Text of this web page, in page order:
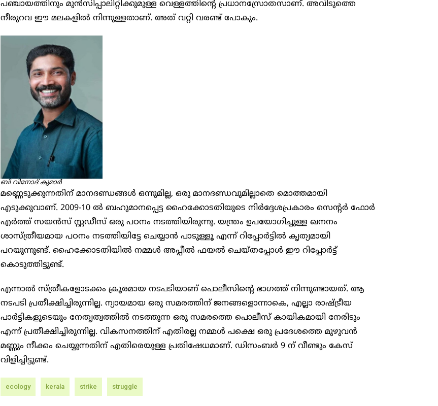
പഞ്ചായത്തിനും മുൻസിപ്പാലിറ്റിക്കുമുള്ള വെള്ളത്തിന്റെ പ്രധാനസ്രോതസാണ്. അവിടുത്തെ
നീരുറവ ഈ മലകളിൽ നിന്നുള്ളതാണ്. അത് വറ്റി വരണ്ട് പോകും.
ബി വിനോദ് കുമാർ
മണ്ണെടുക്കുന്നതിന് മാനദണ്ഡങ്ങൾ ഒന്നുമില്ല, ഒരു മാനദണ്ഡവുമില്ലാതെ മൊത്തമായി
എടുക്കുവാണ്. 2009-10 ൽ ബഹുമാനപ്പെട്ട ഹൈക്കോടതിയുടെ നിർദ്ദേശപ്രകാരം സെന്റർ ഫോർ
എർത്ത് സയൻസ് സ്റ്റഡീസ് ഒരു പഠനം നടത്തിയിരുന്നു. യന്ത്രം ഉപയോ​ഗിച്ചുള്ള ഖനനം
ശാസ്ത്രീയമായ പഠനം നടത്തിയിട്ടേ ചെയ്യാൻ പാടുള്ളൂ എന്ന് റിപ്പോർട്ടിൽ കൃത്യമായി
പറയുന്നുണ്ട്. ഹൈക്കോടതിയിൽ നമ്മൾ അപ്പീൽ ഫയൽ ചെയ്തപ്പോൾ ഈ റിപ്പോർട്ട്
കൊടുത്തിട്ടുണ്ട്.
എന്നാൽ സ്ത്രീകളോടക്കം ക്രൂരമായ നടപടിയാണ് പൊലീസിന്റെ ഭാ​ഗത്ത് നിന്നുണ്ടായത്. ആ
നടപടി പ്രതീക്ഷിച്ചിരുന്നില്ല. ന്യായമായ ഒരു സമരത്തിന് ജനങ്ങളൊന്നാകെ, എല്ലാ രാഷ്ട്രീയ
പാർട്ടികളുടെയും നേതൃത്വത്തിൽ നടത്തുന്ന ഒരു സമരത്തെ പൊലീസ് കായികമായി നേരിടും
എന്ന് പ്രതീക്ഷിച്ചിരുന്നില്ല. വികസനത്തിന് എതിരല്ല നമ്മൾ പക്ഷെ ഒരു പ്രദേശത്തെ മുഴുവൻ
മണ്ണും നീക്കം ചെയ്യുന്നതിന് എതിരെയുള്ള പ്രതിഷേധമാണ്. ഡിസംബ‍ർ 9 ന് വീണ്ടും കേസ്
വിളിച്ചിട്ടുണ്ട്.
ecology kerala strike struggle